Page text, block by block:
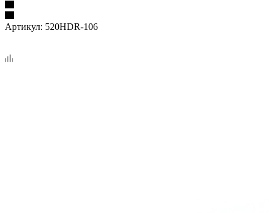
Артикул: 520HDR-106